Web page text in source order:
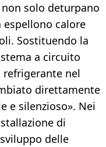
solo deturpano
espellono calore
Sostituendo la
a circuito
nel
direttamente
e silenzioso». Nei
di
delle